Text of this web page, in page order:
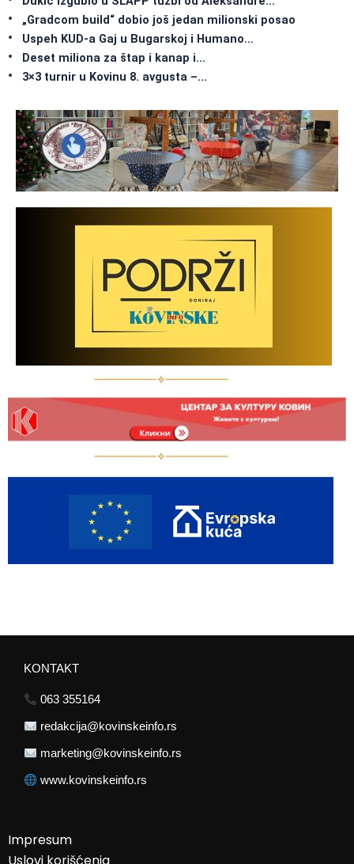
„Gradcom build“ dobio još jedan milionski posao
Uspeh KUD-a Gaj u Bugarskoj i Humano…
Deset miliona za štap i kanap i…
3×3 turnir u Kovinu 8. avgusta –…
KONTAKT
063 355164
redakcija@kovinskeinfo.rs
marketing@kovinskeinfo.rs
www.kovinskeinfo.rs
Impresum